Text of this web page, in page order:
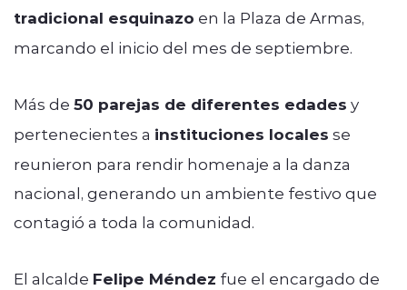
tradicional esquinazo en la Plaza de Armas,
marcando el inicio del mes de septiembre.
Más de 50 parejas de diferentes edades y
pertenecientes a instituciones locales se
reunieron para rendir homenaje a la danza
nacional, generando un ambiente festivo que
contagió a toda la comunidad.
El alcalde Felipe Méndez fue el encargado de